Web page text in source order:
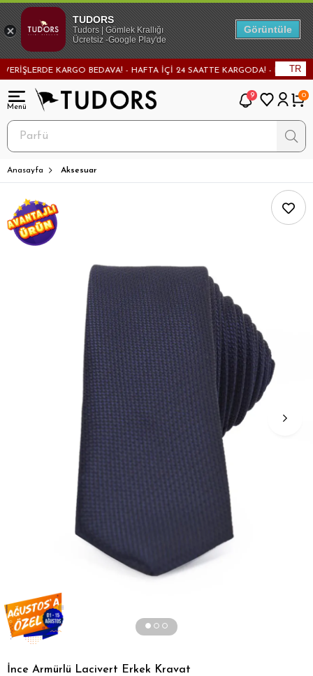
KARGO BEDAVA! - HAFTA İÇİ 24 SAATTE KARGODA! - MAĞAZADAN
TR
9 0
Anasayfa Aksesuar
İnce Armürlü Lacivert Erkek Kravat
TUDORS
Tudors | Gömlek Krallığı
Ücretsiz -Google Play'de
Görüntüle